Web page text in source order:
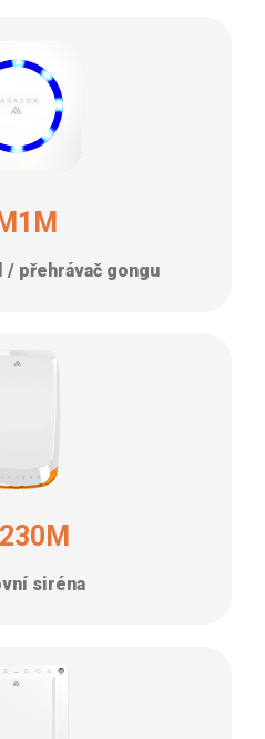
/ přehrávač gongu
siréna